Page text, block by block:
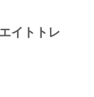
イトトレ